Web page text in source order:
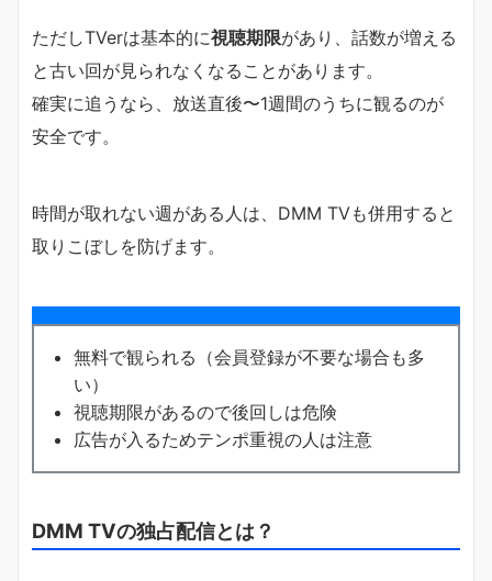
ただしTVerは基本的に視聴期限があり、話数が増える
と古い回が見られなくなることがあります。
確実に追うなら、放送直後〜1週間のうちに観るのが
安全です。
時間が取れない週がある人は、DMM TVも併用すると
取りこぼしを防げます。
無料で観られる（会員登録が不要な場合も多
い）
視聴期限があるので後回しは危険
広告が入るためテンポ重視の人は注意
DMM TVの独占配信とは？